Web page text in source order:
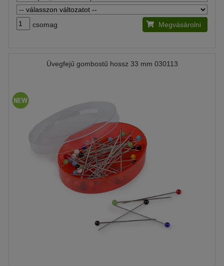
csomag Megvásárolni
Üvegfejű gombostű hossz 33 mm 030113